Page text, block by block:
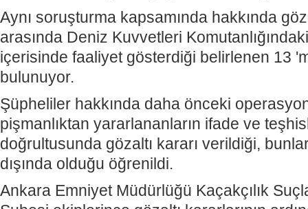
Aynı soruşturma kapsamında hakkında
arasında Deniz Kuvvetleri
içerisinde faaliyet gösterdiği belirlenen 13
bulunuyor.
Şüpheliler hakkında daha önceki
pişmanlıktan yararlananların ifade ve
doğrultusunda gözaltı kararı verildiği,
dışında olduğu öğrenildi.
Ankara Emniyet Müdürlüğü Kaçakçılık